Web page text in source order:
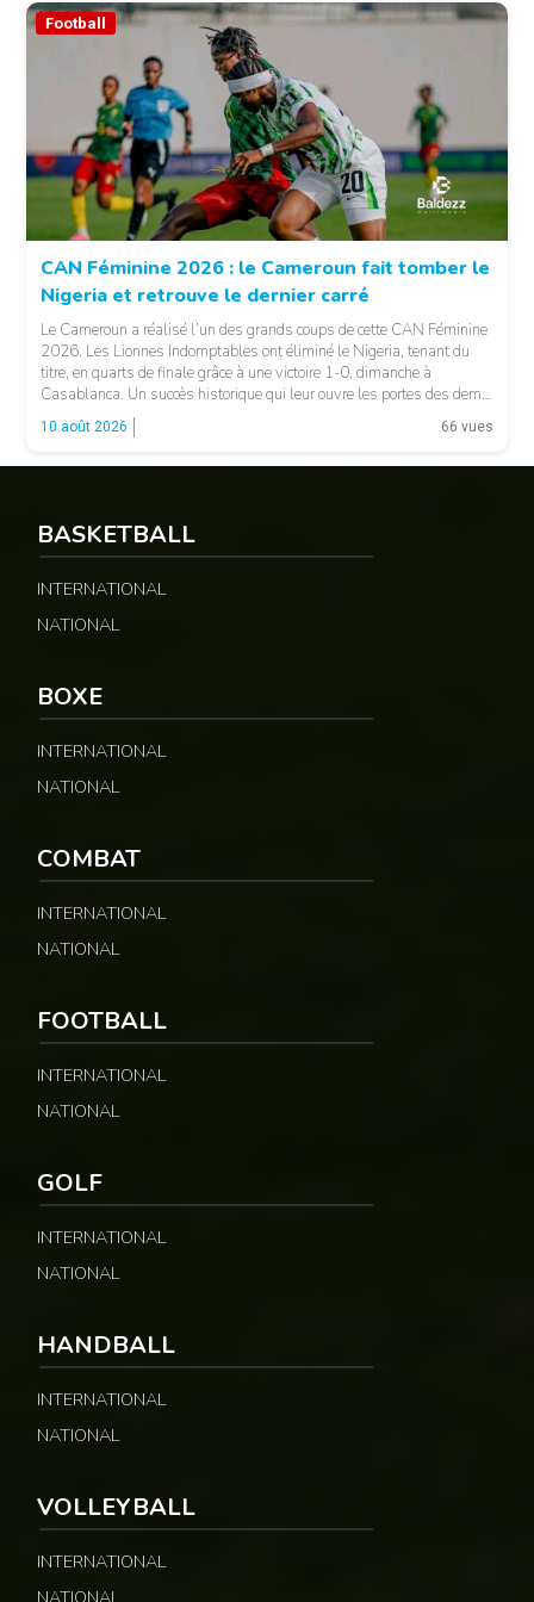
Football
CAN Féminine 2026 : le Cameroun fait tomber le
Nigeria et retrouve le dernier carré
Le Cameroun a réalisé l’un des grands coups de cette CAN Féminine
2026. Les Lionnes Indomptables ont éliminé le Nigeria, tenant du
titre, en quarts de finale grâce à une victoire 1-0, dimanche à
Casablanca. Un succès historique qui leur ouvre les portes des demi-
finales et leur offre également une qualification pour la Coupe du […]
10 août 2026 66 vues
BASKETBALL
INTERNATIONAL
NATIONAL
BOXE
INTERNATIONAL
NATIONAL
COMBAT
INTERNATIONAL
NATIONAL
FOOTBALL
INTERNATIONAL
NATIONAL
GOLF
INTERNATIONAL
NATIONAL
HANDBALL
INTERNATIONAL
NATIONAL
VOLLEYBALL
INTERNATIONAL
NATIONAL